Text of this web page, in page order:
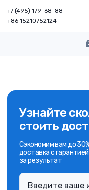
+7 (495) 179-68-88
+86 15210752124
Узнайте
стоить
Сэкономим вам до
доставка с
за результат